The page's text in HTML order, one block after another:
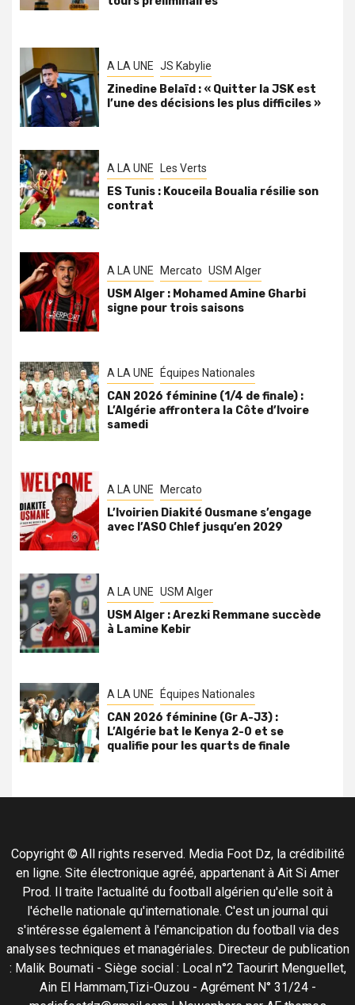
A LA UNE JS Kabylie
Zinedine Belaïd : « Quitter la JSK est
l’une des décisions les plus difficiles »
A LA UNE Les Verts
ES Tunis : Kouceila Boualia résilie son
contrat
A LA UNE Mercato USM Alger
USM Alger : Mohamed Amine Gharbi
signe pour trois saisons
A LA UNE Équipes Nationales
CAN 2026 féminine (1/4 de finale) :
L’Algérie affrontera la Côte d’Ivoire
samedi
A LA UNE Mercato
L’Ivoirien Diakité Ousmane s’engage
avec l’ASO Chlef jusqu’en 2029
A LA UNE USM Alger
USM Alger : Arezki Remmane succède
à Lamine Kebir
A LA UNE Équipes Nationales
CAN 2026 féminine (Gr A-J3) :
L’Algérie bat le Kenya 2-0 et se
qualifie pour les quarts de finale
Copyright © All rights reserved. Media Foot Dz, la crédibilité
en ligne. Site électronique agréé, appartenant à Ait Si Amer
Prod. Il traite l'actualité du football algérien qu'elle soit à
l'échelle nationale qu'internationale. C'est un journal qui
s'intéresse également à l'émancipation du football via des
analyses techniques et managériales. Directeur de publication
: Malik Boumati - Siège social : Local n°2 Taourirt Menguellet,
Ain El Hammam,Tizi-Ouzou - Agrément N° 31/24 -